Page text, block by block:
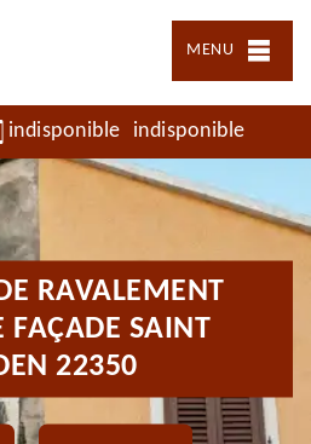
MENU
indisponible indisponible
RAVALEMENT
FAÇADE SAINT
22350